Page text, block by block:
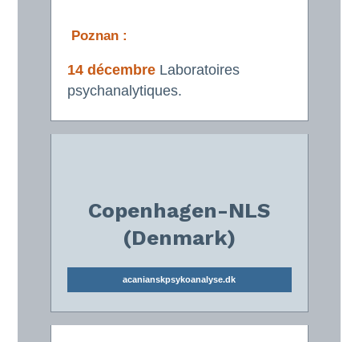
Poznan :
14 décembreLaboratoires
psychanalytiques.
Copenhagen-NLS
(Denmark)
acanianskpsykoanalyse.dk